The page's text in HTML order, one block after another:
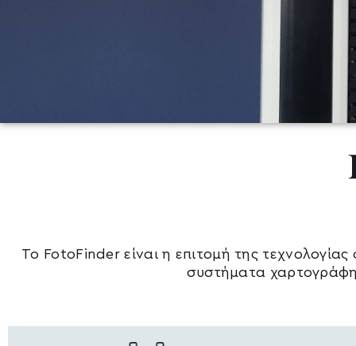
Το FotoFinder είναι η επιτομή της
συστήματα